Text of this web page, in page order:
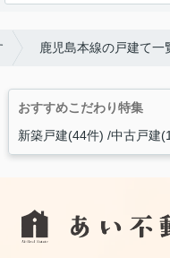
鹿児島本線の戸建て一
おすすめこだわり特集
新築戸建(44件) 中古戸建